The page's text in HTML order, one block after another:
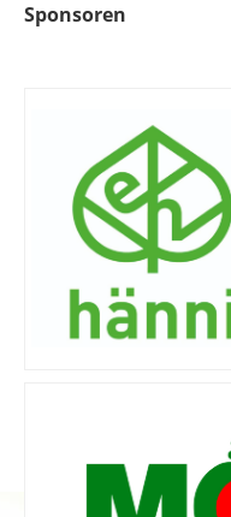
Sponsoren